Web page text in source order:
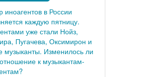
иноагентов в России
каждую пятницу.
уже стали Нойз,
Пугачева, Оксимирон и
музыканты. Изменилось ли
к музыкантам-